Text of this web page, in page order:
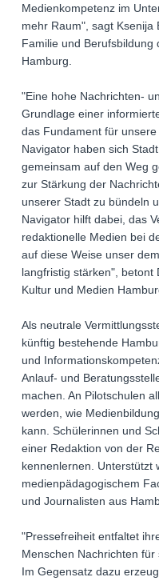
Medienkompetenz im
mehr Raum", sagt Ksenija
Familie und
Hamburg.
"Eine hohe Nachrichten-
Grundlage einer
das Fundament für
Navigator haben sich
gemeinsam auf den Weg
zur Stärkung der
unserer Stadt zu bündeln
Navigator hilft dabei, das
redaktionelle Medien bei
auf diese Weise unser
langfristig stärken", betont
Kultur und Medien
Als neutrale
künftig bestehende
und
Anlauf- und
machen. An Pilotschulen
werden, wie
kann. Schülerinnen und
einer Redaktion von der
kennenlernen. Unterstützt
medienpädagogischem
und Journalisten aus
"Pressefreiheit entfaltet
Menschen Nachrichten für
Im Gegensatz dazu